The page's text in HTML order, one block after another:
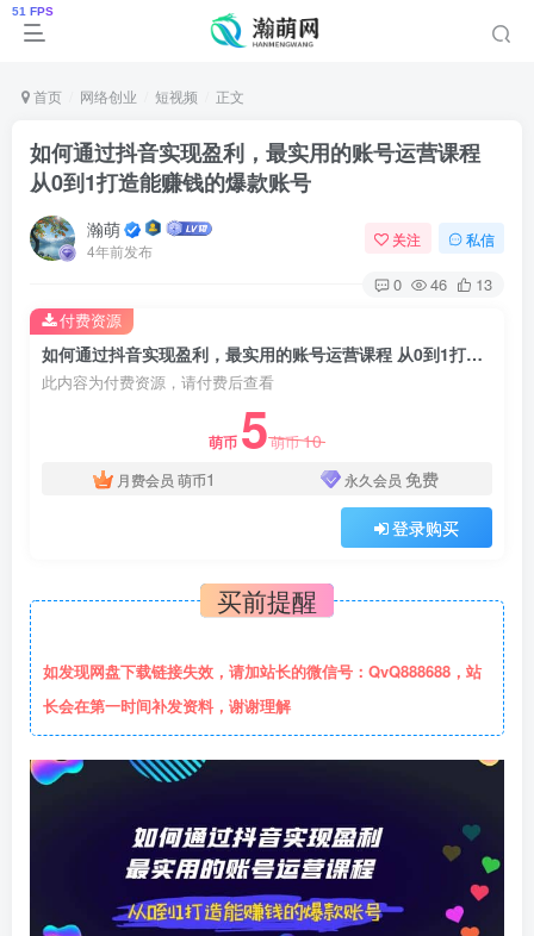
首页 网络创业 短视频 正文
如何通过抖音实现盈利，最实用的账号运营课程
从0到1打造能赚钱的爆款账号
瀚萌
4年前发布
关注 私信
0 46 13
如何通过抖音实现盈利，最实用的账号运营课程 从0到1打造能赚钱的爆款账号
此内容为付费资源，请付费后查看
萌币 5萌币10
月费会员 萌币1 永久会员 免费
登录购买
付费资源
买前提醒
如发现网盘下载链接失效，请加站长的微信号：QvQ888688，站
长会在第一时间补发资料，谢谢理解